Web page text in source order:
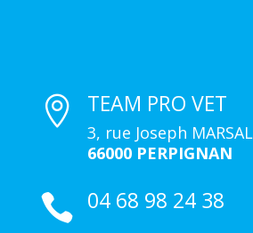
 TEAM PRO VET
3, rue Joseph MARSAL
66000 PERPIGNAN
 04 68 98 24 38